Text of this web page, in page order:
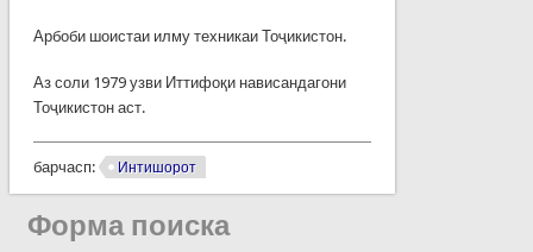
Арбоби шоистаи илму техникаи Тоҷикистон.
Аз соли 1979 узви Иттифоқи нависандагони
Тоҷикистон аст.
барчасп: Интишорот
Форма поиска